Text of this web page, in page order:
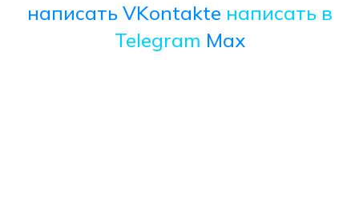
написать VKontakte написать в
Telegram Max